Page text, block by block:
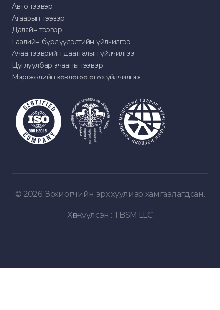
Авто тээвэр
Агаарын тээвэр
Далайн тээвэр
Гаалийн бүрдүүлэлтийн үйлчилгээ
Ачаа тээврийн даатгалын үйлчилгээ
Цуглуулбар ачааны тээвэр
Мэргэжлийн зөвлөгөө өгөх үйлчилгээ
© 2026. Зохиогчийн эрх хуулиар хамгаалагдсан.
Хөгжүүлсэн : TBSM LLC